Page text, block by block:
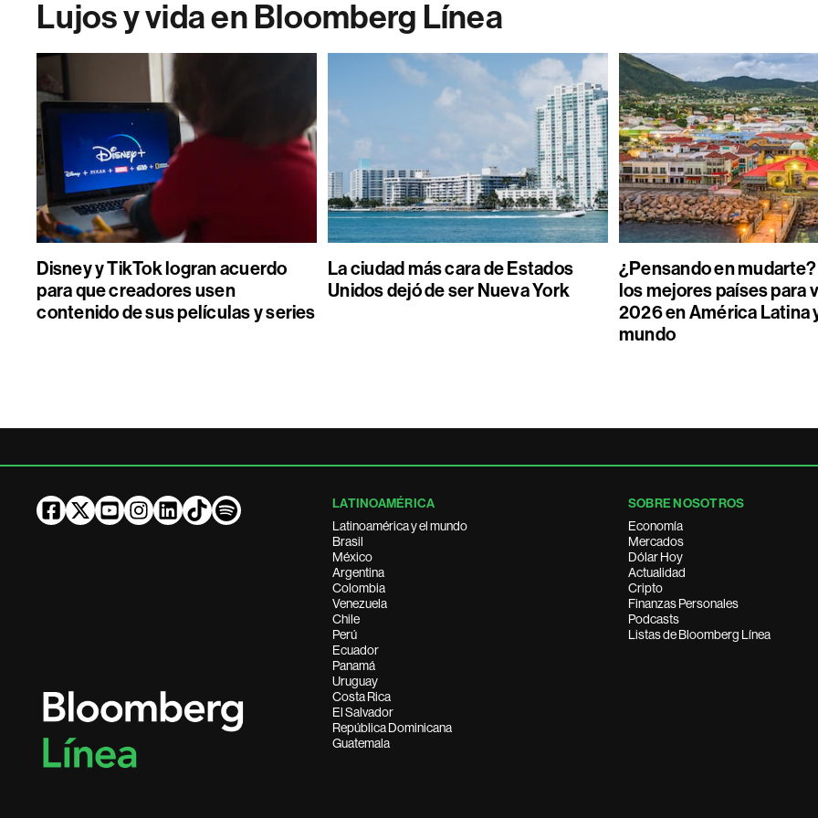
Lujos y vida en Bloomberg Línea
Disney y TikTok logran acuerdo
para que creadores usen
contenido de sus películas y series
La ciudad más cara de Estados
Unidos dejó de ser Nueva York
¿Pensando en
los mejores países para
2026 en América Latina
mundo
LATINOAMÉRICA
Latinoamérica y el mundo
Brasil
México
Argentina
Colombia
Venezuela
Chile
Perú
Ecuador
Panamá
Uruguay
Costa Rica
El Salvador
República Dominicana
Guatemala
SOBRE NOSOTROS
Economía
Mercados
Dólar Hoy
Actualidad
Cripto
Finanzas Personales
Podcasts
Listas de Bloomberg Línea